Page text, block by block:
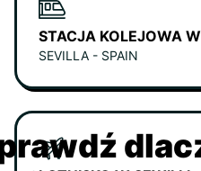
STACJA KOLEJOWA
SEVILLA - SPAIN